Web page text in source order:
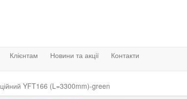
Клієнтам Новини та акції Контакти
YFT166 (L=3300mm)-green